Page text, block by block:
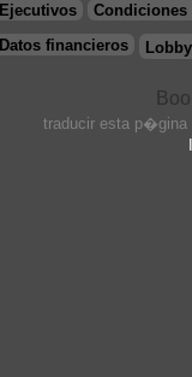
Ejecutivos
Condiciones
Datos financieros
traducir esta